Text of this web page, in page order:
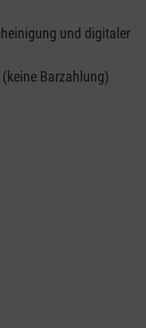
und digitaler
Barzahlung)